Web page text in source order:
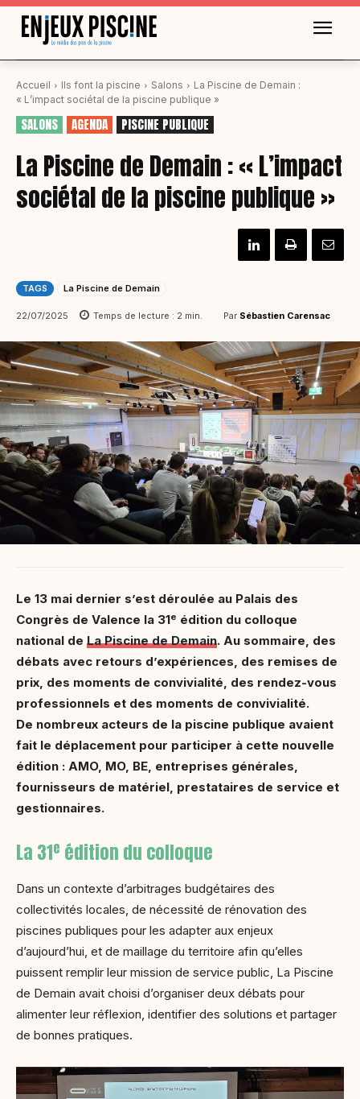
Accueil Ils font la piscine Salons
La Piscine de Demain :
« L’impact sociétal de la piscine publique »
SALONS AGENDA PISCINE PUBLIQUE
La Piscine de Demain : « L’impact
sociétal de la piscine publique »
TAGS La Piscine de Demain
22/07/2025 Temps de lecture : 2 min. Par Sébastien Carensac
Le 13 mai dernier s’est déroulée au Palais des
Congrès de Valence la 31e édition du colloque
national de La Piscine de Demain. Au sommaire, des
débats avec retours d’expériences, des remises de
prix, des moments de convivialité, des rendez-vous
professionnels et des moments de convivialité.
De nombreux acteurs de la piscine publique avaient
fait le déplacement pour participer à cette nouvelle
édition : AMO, MO, BE, entreprises générales,
fournisseurs de matériel, prestataires de service et
gestionnaires.
La 31e édition du colloque
Dans un contexte d’arbitrages budgétaires des
collectivités locales, de nécessité de rénovation des
piscines publiques pour les adapter aux enjeux
d’aujourd’hui, et de maillage du territoire afin qu’elles
puissent remplir leur mission de service public, La Piscine
de Demain avait choisi d’organiser deux débats pour
alimenter leur réflexion, identifier des solutions et partager
de bonnes pratiques.